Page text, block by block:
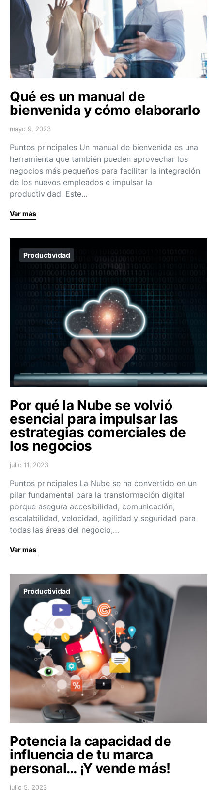
Qué es un manual de
bienvenida y cómo elaborarlo
mayo 9, 2023
Puntos principales Un manual de bienvenida es una
herramienta que también pueden aprovechar los
negocios más pequeños para facilitar la integración
de los nuevos empleados e impulsar la
productividad. Este…
Ver más
Productividad
Por qué la Nube se volvió
esencial para impulsar las
estrategias comerciales de
los negocios
julio 11, 2023
Puntos principales La Nube se ha convertido en un
pilar fundamental para la transformación digital
porque asegura accesibilidad, comunicación,
escalabilidad, velocidad, agilidad y seguridad para
todas las áreas del negocio,…
Ver más
Productividad
Potencia la capacidad de
influencia de tu marca
personal… ¡Y vende más!
julio 5, 2023